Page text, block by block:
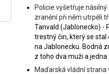
Policie vyšetřuje
zranění při něm utrpěli
Tanvald (Jablonecko) -
trestný čin, který se stal
na Jablonecku. Bodná
z toho dva muži a jedna
Maďarská vládní